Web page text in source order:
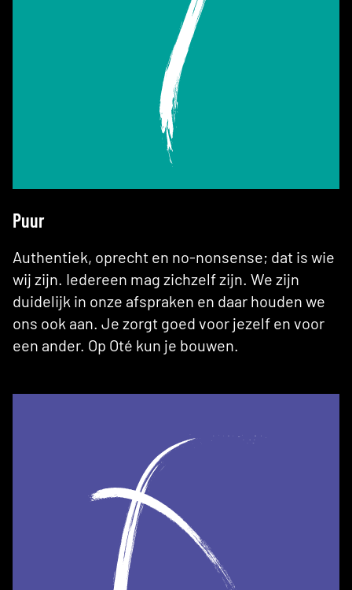
Puur
Authentiek, oprecht en no-nonsense; dat is wie
wij zijn. Iedereen mag zichzelf zijn. We zijn
duidelijk in onze afspraken en daar houden we
ons ook aan. Je zorgt goed voor jezelf en voor
een ander. Op Oté kun je bouwen.